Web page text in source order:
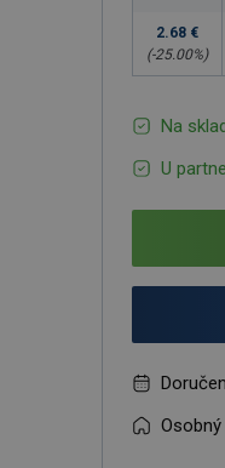
2.68 €
(-25.00%)
Na
U